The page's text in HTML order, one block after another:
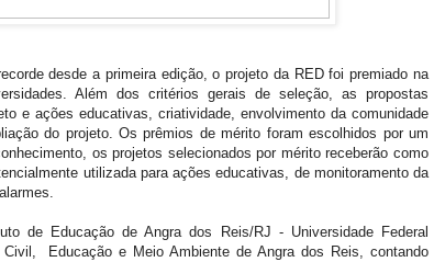
desde a primeira edição, o projeto da RED foi premiado na
Além dos critérios gerais de seleção, as propostas
e ações educativas, criatividade, envolvimento da comunidade
do projeto. Os prêmios de mérito foram escolhidos por um
os projetos selecionados por mérito receberão como
utilizada para ações educativas, de monitoramento da
de Educação de Angra dos Reis/RJ - Universidade Federal
Educação e Meio Ambiente de Angra dos Reis, contando